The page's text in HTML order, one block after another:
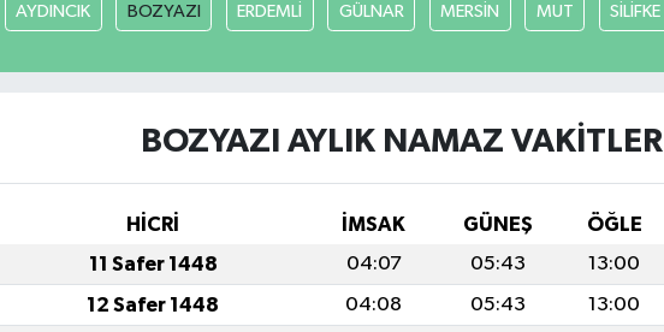
AYDINCIK BOZYAZI ERDEMLİ GÜLNAR MERSİN MUT SİLİFKE
BOZYAZI AYLIK NAMAZ VAKITLERI
HİCRİ İMSAK GÜNEŞ ÖĞLE
11 Safer 1448 04:07 05:43 13:00
12 Safer 1448 04:08 05:43 13:00